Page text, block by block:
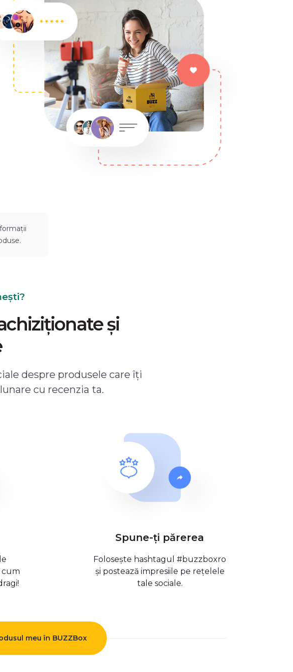
și
despre produsele care îți
cu recenzia ta.
cum
Spune-ți părerea
Folosește hashtagul #buzzboxro
și postează impresiile pe rețelele
tale sociale.
meu în BUZZBox